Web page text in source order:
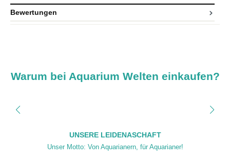
Bewertungen
Warum bei Aquarium Welten einkaufen?
UNSERE LEIDENASCHAFT
Unser Motto: Von Aquarianern, für Aquarianer!